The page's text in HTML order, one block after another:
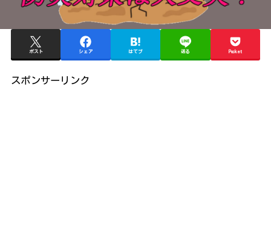
ポスト シェア はてブ 送る Pocket
スポンサーリンク